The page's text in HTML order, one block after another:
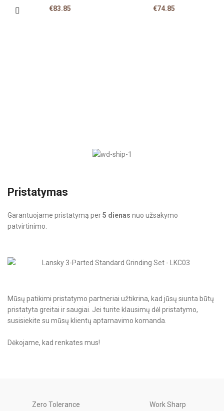
€83.85 €74.85
Pristatymas
Garantuojame pristatymą per5 dienas nuo užsakymo
patvirtinimo.
Mūsų patikimi pristatymo partneriai užtikrina, kad jūsų siunta būtų
pristatyta greitai ir saugiai. Jei turite klausimų dėl pristatymo,
susisiekite su mūsų klientų aptarnavimo komanda.
Dėkojame, kad renkates mus!
Zero Tolerance Work Sharp